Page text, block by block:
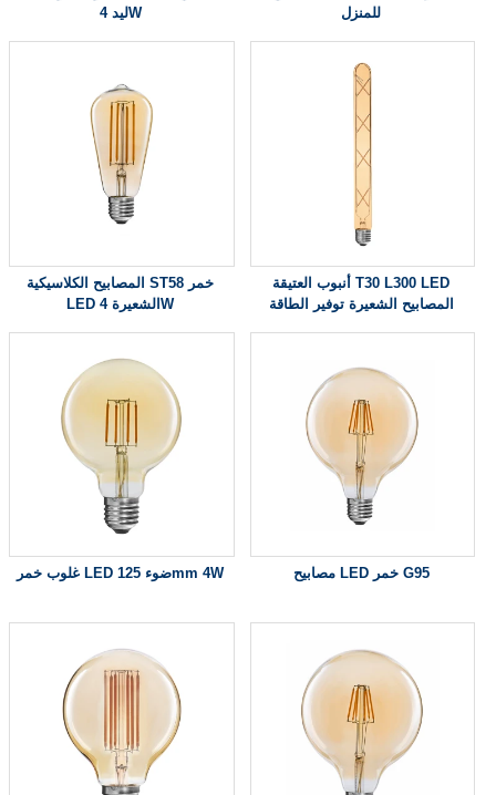
ليد 4W
للمنزل
المصابيح الكلاسيكية ST58 خمر
LED الشعيرة 4W
أنبوب العتيقة T30 L300 LED
المصابيح الشعيرة توفير الطاقة
غلوب خمر LED ضوء 125mm 4W مصابيح LED خمر G95